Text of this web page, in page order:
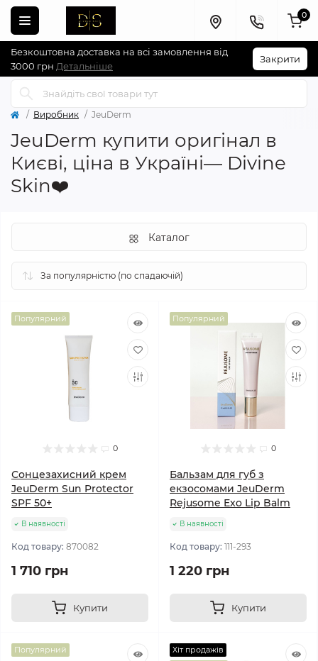
Безкоштовна доставка на всі замовлення від
3000 грн Детальніше
Закрити
0
Виробник JeuDerm
JeuDerm купити оригінал в
Києві, ціна в Україні— Divine
Skin❤️
Каталог
Популярний
0
Сонцезахисний крем
JeuDerm Sun Protector
SPF 50+
В наявності
Код товару: 870082
1 710 грн
Купити
Популярний
0
Бальзам для губ з
екзосомами JeuDerm
Rejusome Exo Lip Balm
В наявності
Код товару: 111-293
1 220 грн
Купити
Популярний
Хіт продажів